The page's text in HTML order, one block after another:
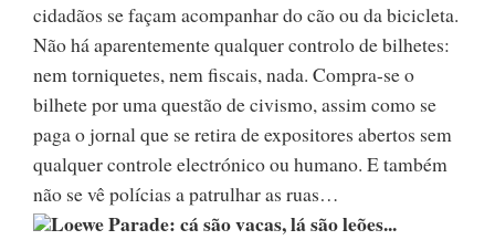
cidadãos se façam acompanhar do cão ou da bicicleta.
Não há aparentemente qualquer controlo de bilhetes:
nem torniquetes, nem fiscais, nada. Compra-se o
bilhete por uma questão de civismo, assim como se
paga o jornal que se retira de expositores abertos sem
qualquer controle electrónico ou humano. E também
não se vê polícias a patrulhar as ruas…
Loewe Parade: cá são vacas, lá são leões...